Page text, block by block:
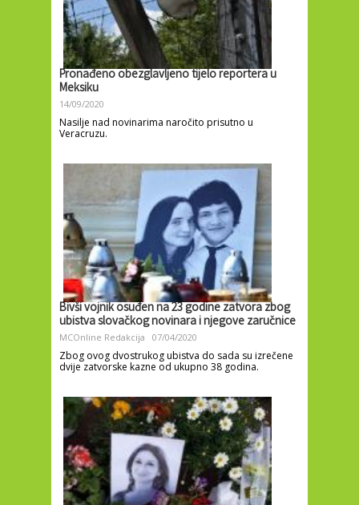
Pronađeno obezglavljeno tijelo reportera u
Meksiku
14/09/2020
Nasilje nad novinarima naročito prisutno u
Veracruzu.
Bivši vojnik osuđen na 23 godine zatvora zbog
ubistva slovačkog novinara i njegove zaručnice
MCOnline Redakcija 07/04/2020
Zbog ovog dvostrukog ubistva do sada su izrečene
dvije zatvorske kazne od ukupno 38 godina.